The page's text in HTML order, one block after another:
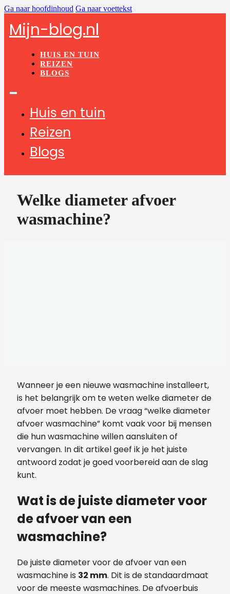
Ga naar hoofdinhoud Ga naar voettekst
Mijn-blog.nl
HUIS EN TUIN
REIZEN
BLOGS
Huis en tuin
Reizen
Blogs
Welke diameter afvoer
wasmachine?
Wanneer je een nieuwe wasmachine installeert,
is het belangrijk om te weten welke diameter de
afvoer moet hebben. De vraag “welke diameter
afvoer wasmachine” komt vaak voor bij mensen
die hun wasmachine willen aansluiten of
vervangen. In dit artikel geef ik je het juiste
antwoord zodat je goed voorbereid aan de slag
kunt.
Wat is de juiste diameter voor
de afvoer van een
wasmachine?
De juiste diameter voor de afvoer van een
wasmachine is 32 mm. Dit is de standaardmaat
voor de meeste wasmachines. De afvoerbuis